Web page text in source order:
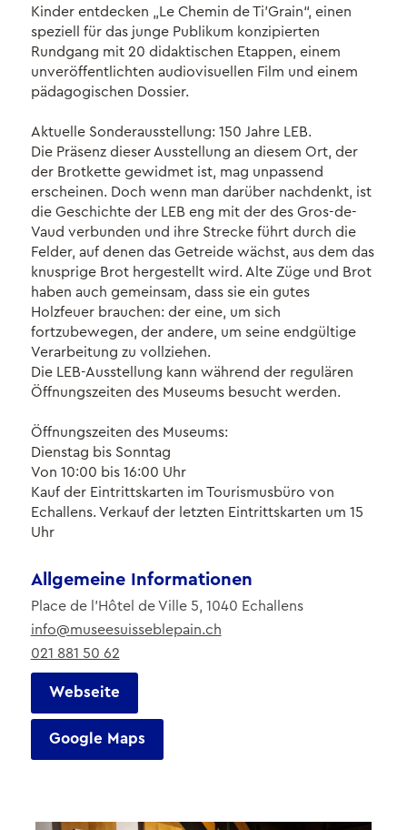
Kinder entdecken „Le Chemin de Ti'Grain“, einen
speziell für das junge Publikum konzipierten
Rundgang mit 20 didaktischen Etappen, einem
unveröffentlichten audiovisuellen Film und einem
pädagogischen Dossier.
Aktuelle Sonderausstellung: 150 Jahre LEB.
Die Präsenz dieser Ausstellung an diesem Ort, der
der Brotkette gewidmet ist, mag unpassend
erscheinen. Doch wenn man darüber nachdenkt, ist
die Geschichte der LEB eng mit der des Gros-de-
Vaud verbunden und ihre Strecke führt durch die
Felder, auf denen das Getreide wächst, aus dem das
knusprige Brot hergestellt wird. Alte Züge und Brot
haben auch gemeinsam, dass sie ein gutes
Holzfeuer brauchen: der eine, um sich
fortzubewegen, der andere, um seine endgültige
Verarbeitung zu vollziehen.
Die LEB-Ausstellung kann während der regulären
Öffnungszeiten des Museums besucht werden.
Öffnungszeiten des Museums:
Dienstag bis Sonntag
Von 10:00 bis 16:00 Uhr
Kauf der Eintrittskarten im Tourismusbüro von
Echallens. Verkauf der letzten Eintrittskarten um 15
Uhr
Allgemeine Informationen
Place de l'Hôtel de Ville 5, 1040 Echallens
info@museesuisseblepain.ch
021 881 50 62
Webseite
Google Maps